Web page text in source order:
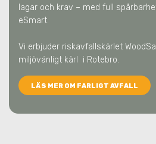
lagar och krav – med full
eSmart.
Vi erbjuder riskavfallskärlet
miljövänligt kärl
i Rotebro.
LÄS MER OM FARLIGT AVFALL